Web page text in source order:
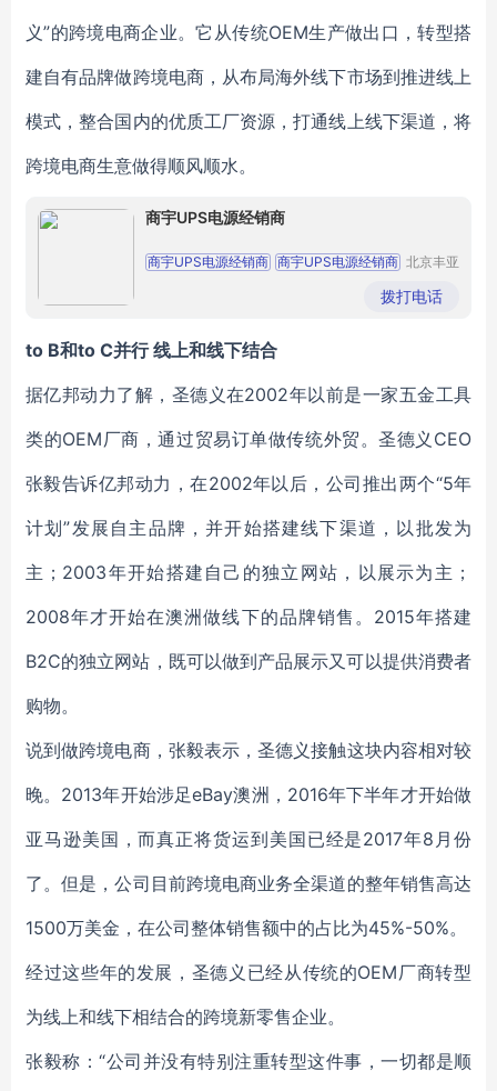
义”的跨境电商企业。它从传统OEM生产做出口，转型搭
建自有品牌做跨境电商，从布局海外线下市场到推进线上
模式，整合国内的优质工厂资源，打通线上线下渠道，将
跨境电商生意做得顺风顺水。
商宇UPS电源经销商
商宇UPS电源经销商 商宇UPS电源经销商 北京丰亚
发展有限
公司
拨打电话
to B和to C并行 线上和线下结合
据亿邦动力了解，圣德义在2002年以前是一家五金工具
类的OEM厂商，通过贸易订单做传统外贸。圣德义CEO
张毅告诉亿邦动力，在2002年以后，公司推出两个“5年
计划”发展自主品牌，并开始搭建线下渠道，以批发为
主；2003年开始搭建自己的独立网站，以展示为主；
2008年才开始在澳洲做线下的品牌销售。2015年搭建
B2C的独立网站，既可以做到产品展示又可以提供消费者
购物。
说到做跨境电商，张毅表示，圣德义接触这块内容相对较
晚。2013年开始涉足eBay澳洲，2016年下半年才开始做
亚马逊美国，而真正将货运到美国已经是2017年8月份
了。但是，公司目前跨境电商业务全渠道的整年销售高达
1500万美金，在公司整体销售额中的占比为45%-50%。
经过这些年的发展，圣德义已经从传统的OEM厂商转型
为线上和线下相结合的跨境新零售企业。
张毅称：“公司并没有特别注重转型这件事，一切都是顺